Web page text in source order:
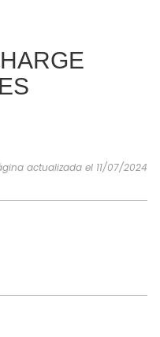
INSPIRACIONES
actualizada el 11/07/2024